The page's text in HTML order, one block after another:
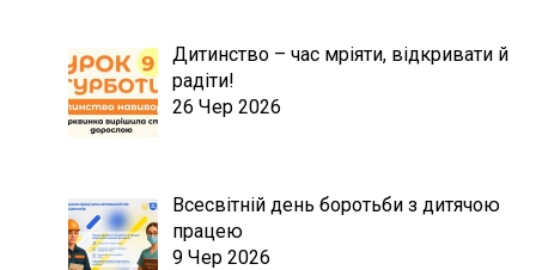
Дитинство – час мріяти, відкривати й
радіти!
26 Чер 2026
Всесвітній день боротьби з дитячою
працею
9 Чер 2026